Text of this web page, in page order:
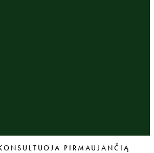
PIRMAUJANČIĄ